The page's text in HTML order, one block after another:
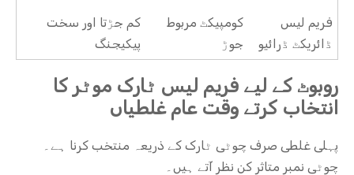
فریم لیس
ڈائریکٹ ڈرائیو
کومپیکٹ مربوط
جوڑ
کم جڑتا اور سخت
پیکیجنگ
روبوٹ کے لیے فریم لیس ٹارک موٹر کا
انتخاب کرتے وقت عام غلطیاں
پہلی غلطی صرف چوٹی ٹارک کے ذریعہ منتخب کرنا ہے۔
چوٹی نمبر متاثر کن نظر آتے ہیں۔